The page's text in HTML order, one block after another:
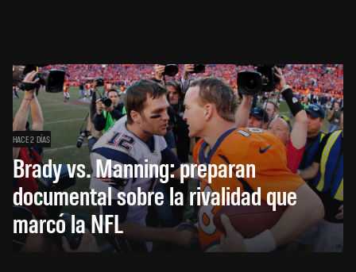
HACE 2 DÍAS
Brady vs. Manning: preparan
documental sobre la rivalidad que
marcó la NFL